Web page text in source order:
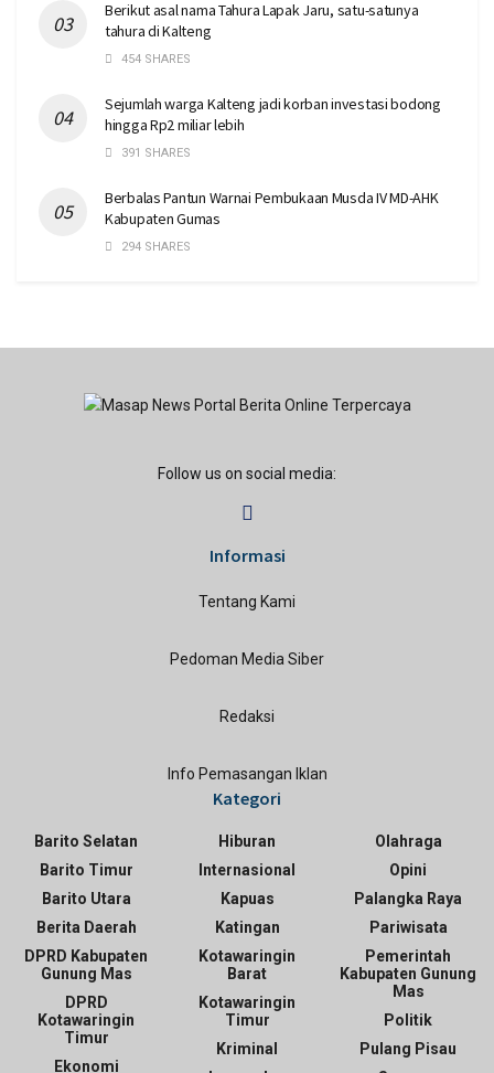
Berikut asal nama Tahura Lapak Jaru, satu-satunya
tahura di Kalteng
454 SHARES
Sejumlah warga Kalteng jadi korban investasi bodong
hingga Rp2 miliar lebih
391 SHARES
Berbalas Pantun Warnai Pembukaan Musda IV MD-AHK
Kabupaten Gumas
294 SHARES
Follow us on social media:
Informasi
Tentang Kami
Pedoman Media Siber
Redaksi
Info Pemasangan Iklan
Kategori
Barito Selatan
Barito Timur
Barito Utara
Berita Daerah
DPRD Kabupaten
Gunung Mas
DPRD
Kotawaringin
Timur
Ekonomi
Hiburan
Internasional
Kapuas
Katingan
Kotawaringin
Barat
Kotawaringin
Timur
Kriminal
Olahraga
Opini
Palangka Raya
Pariwisata
Pemerintah
Kabupaten Gunung
Mas
Politik
Pulang Pisau